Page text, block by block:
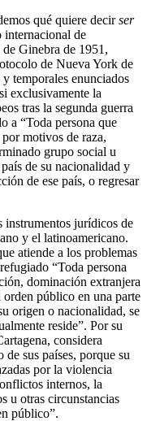
qué quiere decirser
internacional de
Ginebra de 1951,
de Nueva York de
temporales enunciados
exclusivamente la
tras la segunda guerra
a “Toda persona que
motivos de raza,
grupo social u
de su nacionalidad y
de ese país, o regresar
instrumentos jurídicos de
y el latinoamericano.
atiende a los problemas
“Toda persona
dominación extranjera
orden público en una parte
origen o nacionalidad, se
reside”. Por su
considera
sus países, porque su
por la violencia
internos, la
u otras circunstancias
público”.